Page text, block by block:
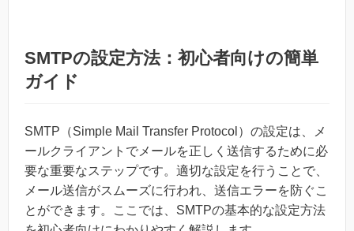
SMTPの設定方法：初心者向けの簡単
ガイド
SMTP（Simple Mail Transfer Protocol）の設定は、メ
ールクライアントでメールを正しく送信するために必
要な重要なステップです。適切な設定を行うことで、
メール送信がスムーズに行われ、送信エラーを防ぐこ
とができます。ここでは、SMTPの基本的な設定方法